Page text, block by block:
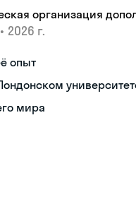
организация
• 2026 г.
опыт
мира